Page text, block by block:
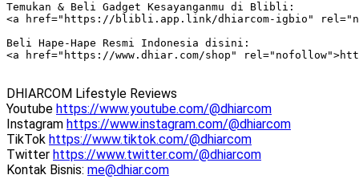
Temukan & Beli Gadget Kesayanganmu di Blibli:
<a href="https://blibli.app.link/dhiarcom-igbio"
Beli Hape-Hape Resmi Indonesia disini:
<a href="https://www.dhiar.com/shop"
DHIARCOM Lifestyle Reviews
Youtube https://www.youtube.com/@dhiarcom
Instagram https://www.instagram.com/@dhiarcom
TikTok https://www.tiktok.com/@dhiarcom
Twitter https://www.twitter.com/@dhiarcom
Kontak Bisnis: me@dhiar.com